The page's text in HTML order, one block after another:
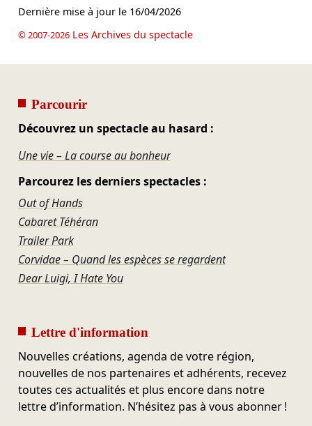
Dernière mise à jour le 16/04/2026
© 2007-2026Les Archives du spectacle
Parcourir
Découvrez un spectacle au hasard :
Une vie – La course au bonheur
Parcourez les derniers spectacles :
Out of Hands
Cabaret Téhéran
Trailer Park
Corvidae – Quand les espèces se regardent
Dear Luigi, I Hate You
Lettre d'information
Nouvelles créations, agenda de votre région,
nouvelles de nos partenaires et adhérents, recevez
toutes ces actualités et plus encore dans notre
lettre d’information. N’hésitez pas à vous abonner !